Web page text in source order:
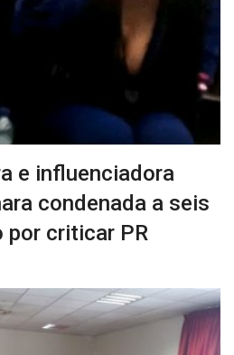
e influenciadora
condenada a seis
por criticar PR